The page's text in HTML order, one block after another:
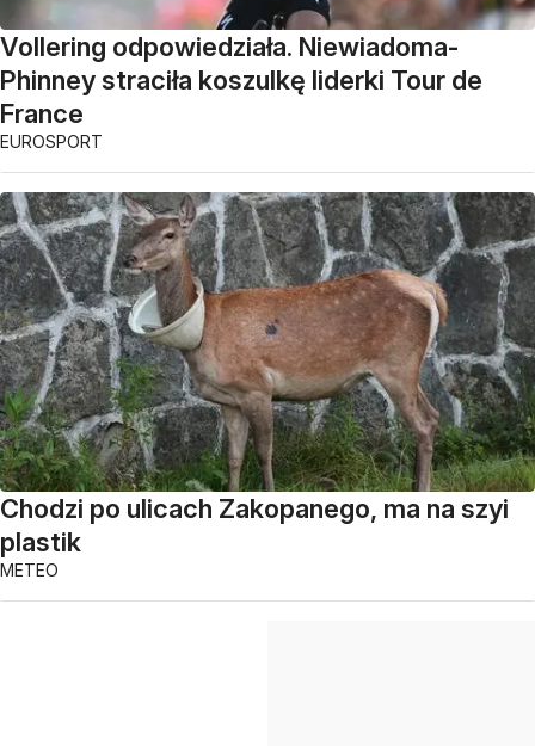
Vollering odpowiedziała. Niewiadoma-
Phinney straciła koszulkę liderki Tour de
France
EUROSPORT
Chodzi po ulicach Zakopanego, ma na szyi
plastik
METEO